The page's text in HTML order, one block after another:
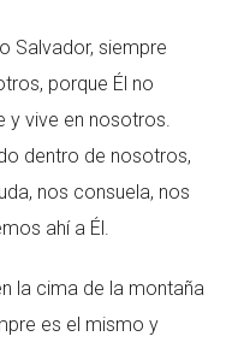
Salvador, siempre
porque Él no
y vive en nosotros.
dentro de nosotros,
nos consuela, nos
ahí a Él.
la cima de la montaña
es el mismo y